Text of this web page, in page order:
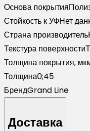
Основа покрытия
Стойкость к УФНет
Страна производитель
Текстура поверхности
Толщина покрытия,
Толщина0;45
БрендGrand Line
Доставка